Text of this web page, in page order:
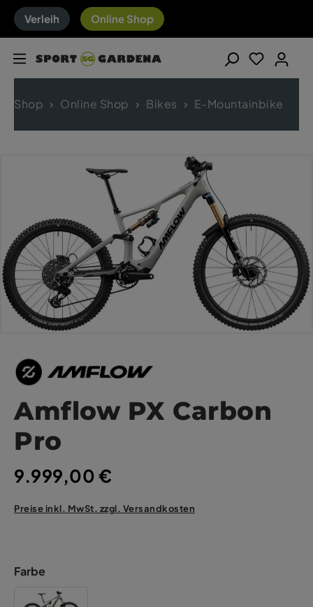
Verleih Online Shop
Shop Online Shop Bikes E-Mountainbike
Amflow PX Carbon
Pro
9.999,00 €
Preise inkl. MwSt. zzgl. Versandkosten
Farbe